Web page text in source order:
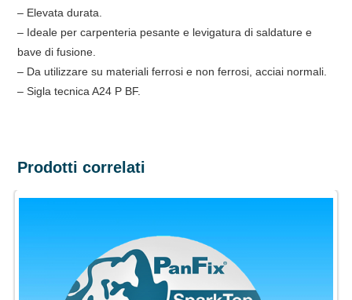
– Elevata durata.
– Ideale per carpenteria pesante e levigatura di saldature e
bave di fusione.
– Da utilizzare su materiali ferrosi e non ferrosi, acciai normali.
– Sigla tecnica A24 P BF.
Prodotti correlati